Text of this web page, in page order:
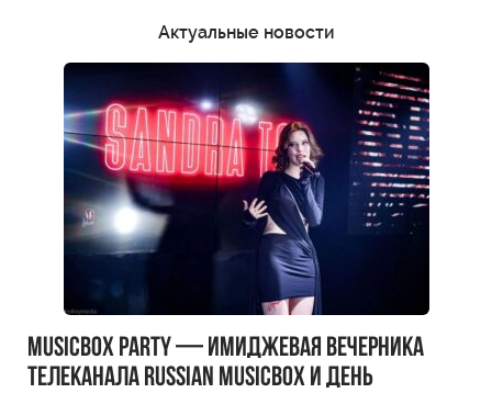
Актуальные новости
MUSICBOX PARTY — имиджевая вечерника
телеканала RUSSIAN MUSICBOX и день